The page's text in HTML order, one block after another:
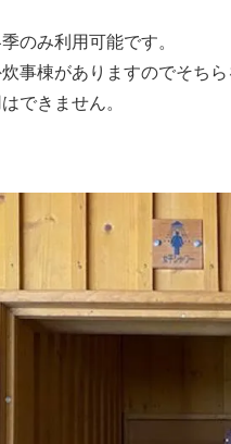
のみ利用可能です。
炊事棟がありますのでそち
できません。